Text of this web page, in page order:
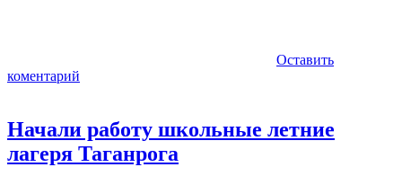
Оставить
коментарий
Начали работу школьные летние
лагеря Таганрога